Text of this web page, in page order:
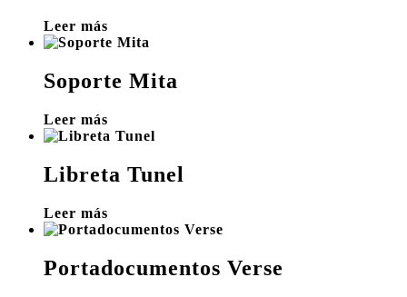
Leer más
Soporte Mita
Leer más
Libreta Tunel
Leer más
Portadocumentos Verse